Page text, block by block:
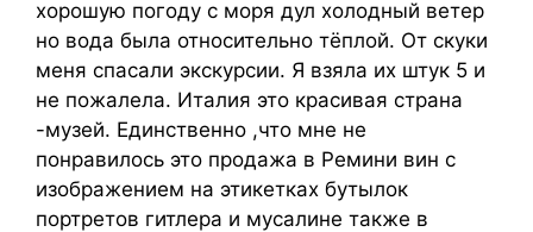
хорошую погоду с моря дул холодный ветер
но вода была относительно тёплой. От скуки
меня спасали экскурсии. Я взяла их штук 5 и
не пожалела. Италия это красивая страна
-музей. Единственно ,что мне не
понравилось это продажа в Ремини вин с
изображением на этикетках бутылок
портретов гитлера и мусалине также в